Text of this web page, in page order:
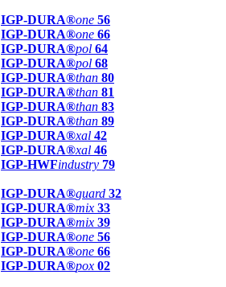
IGP-DURA®one 56
IGP-DURA®one 66
IGP-DURA®pol 64
IGP-DURA®pol 68
IGP-DURA®than 80
IGP-DURA®than 81
IGP-DURA®than 83
IGP-DURA®than 89
IGP-DURA®xal 42
IGP-DURA®xal 46
IGP-HWFindustry 79
IGP-DURA®guard 32
IGP-DURA®mix 33
IGP-DURA®mix 39
IGP-DURA®one 56
IGP-DURA®one 66
IGP-DURA®pox 02